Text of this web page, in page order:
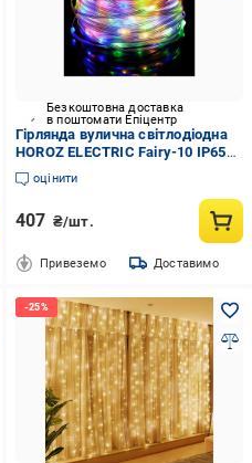
Безкоштовна доставка
в поштомати Епіцентр
Гірлянда вулична світлодіодна
HOROZ ELECTRIC Fairy-10 IP65
RGB (29909820)
оцінити
407 ₴/шт.
Привеземо Доставимо